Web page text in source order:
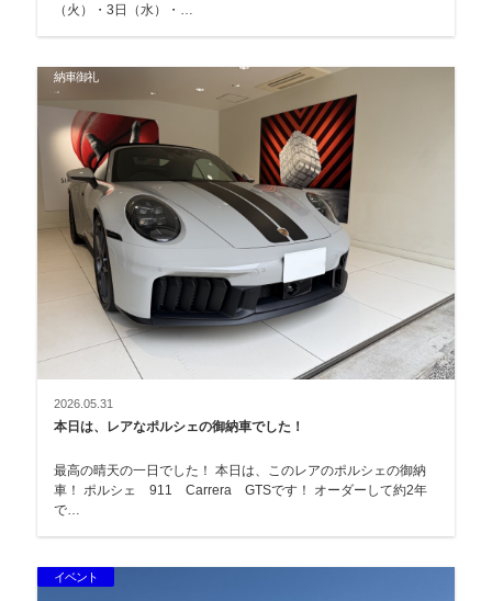
（火）・3日（水）・…
納車御礼
2026.05.31
本日は、レアなポルシェの御納車でした！
最高の晴天の一日でした！ 本日は、このレアのポルシェの御納
車！ ポルシェ 911 Carrera GTSです！ オーダーして約2年
で…
イベント